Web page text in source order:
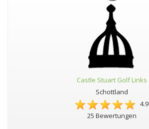
Castle Stuart Golf Links
Schottland
4.9
25 Bewertungen